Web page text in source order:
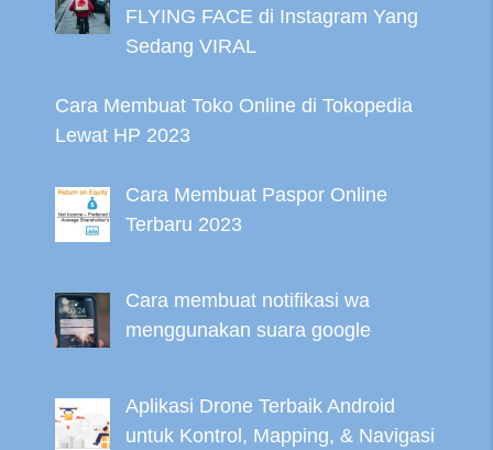
FLYING FACE di Instagram Yang
Sedang VIRAL
Cara Membuat Toko Online di Tokopedia
Lewat HP 2023
Cara Membuat Paspor Online
Terbaru 2023
Cara membuat notifikasi wa
menggunakan suara google
Aplikasi Drone Terbaik Android
untuk Kontrol, Mapping, & Navigasi